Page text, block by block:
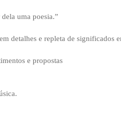
uma poesia.”
detalhes e repleta de significados
e propostas